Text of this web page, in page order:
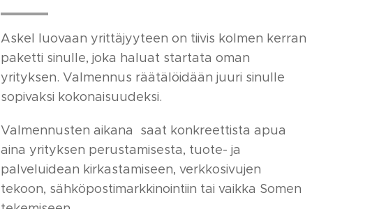
Askel luovaan yrittäjyyteen on tiivis kolmen kerran
paketti sinulle, joka haluat startata oman
yrityksen. Valmennus räätälöidään juuri sinulle
sopivaksi kokonaisuudeksi.
Valmennusten aikana saat konkreettista apua
aina yrityksen perustamisesta, tuote- ja
palveluidean kirkastamiseen, verkkosivujen
tekoon, sähköpostimarkkinointiin tai vaikka Somen